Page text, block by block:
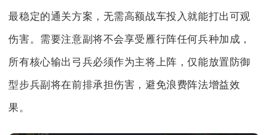
最稳定的通关方案，无需高额战车投入就能打出可观
伤害。需要注意副将不会享受雁行阵任何兵种加成，
所有核心输出弓兵必须作为主将上阵，仅能放置防御
型步兵副将在前排承担伤害，避免浪费阵法增益效
果。